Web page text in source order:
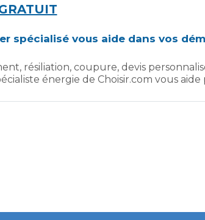
spécialisé vous aide dans vos
résiliation, coupure, devis
énergie de Choisir.com vous